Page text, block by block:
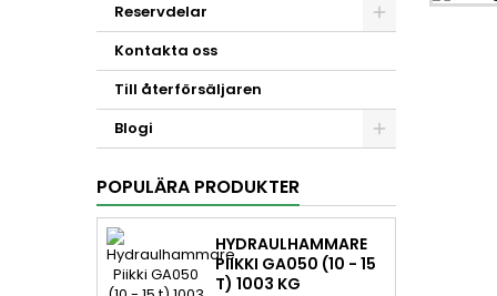
Reservdelar
Kontakta oss
Till återförsäljaren
Blogi
POPULÄRA PRODUKTER
HYDRAULHAMMARE
PIIKKI GA050 (10 - 15
T) 1003 KG